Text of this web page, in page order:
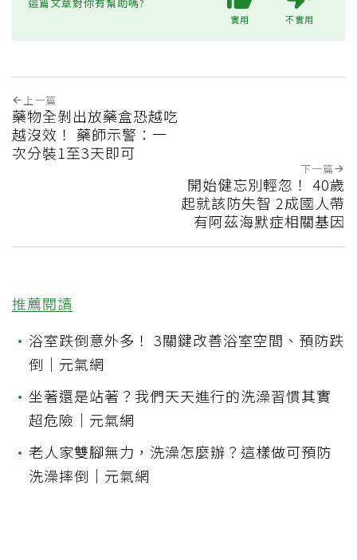
實用 不實用
上一篇
藥物全剝出放藥盒恐越吃
越沒效！ 藥師示警：一
次分裝1至3天即可
下一篇
開始健忘別輕忽！ 40歲
起就該防失智 2成國人帶
有阿茲海默症相關基因
推薦閱讀
• 浴室跌倒意外多！ 3關鍵改善浴室空間、預防跌
倒｜元氣網
• 坐著還是站著？我們天天進行的洗澡習慣其實
超危險｜元氣網
• 老人家雙腳無力，洗澡怎麼辦？這樣做可預防
洗澡摔倒｜元氣網